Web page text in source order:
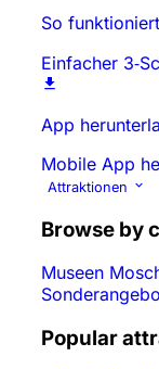
So
Einfacher
App
Mobile App
Attraktionen
Browse by
Museen
Popular